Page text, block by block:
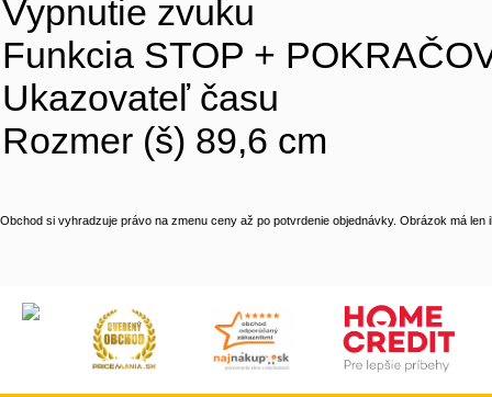
Vypnutie zvuku
Funkcia STOP +
Ukazovateľ času
Rozmer (š) 89,6 cm
Obchod si vyhradzuje právo na zmenu ceny až po potvrdenie objednávky. Obrázok má len